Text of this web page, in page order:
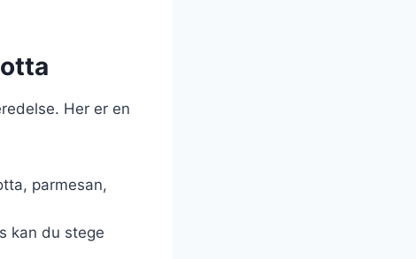
Her er en
parmesan,
kan du stege